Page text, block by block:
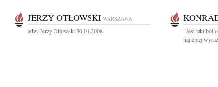
JERZY OTŁOWSKI WARSZAWA
adw. Jerzy Otłowski 30.01.2008
"Jest taki ból
najlepiej